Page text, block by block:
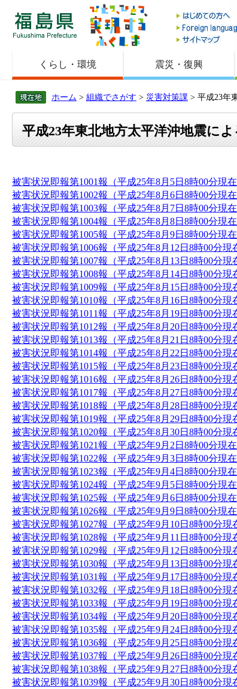
福島県
くらし・環境 震災・復興
ホーム > 組織でさがす > 災害対策課 > 平成23年
平成23年東北地方太平洋沖地震によ
被害状況即報第1001報（平成25年8月5日8時00分現
被害状況即報第1002報（平成25年8月6日8時00分現
被害状況即報第1003報（平成25年8月7日8時00分現
被害状況即報第1004報（平成25年8月8日8時00分現
被害状況即報第1005報（平成25年8月9日8時00分現
被害状況即報第1006報（平成25年8月12日8時00分
被害状況即報第1007報（平成25年8月13日8時00分
被害状況即報第1008報（平成25年8月14日8時00分
被害状況即報第1009報（平成25年8月15日8時00分
被害状況即報第1010報（平成25年8月16日8時00分
被害状況即報第1011報（平成25年8月19日8時00分
被害状況即報第1012報（平成25年8月20日8時00分
被害状況即報第1013報（平成25年8月21日8時00分
被害状況即報第1014報（平成25年8月22日8時00分
被害状況即報第1015報（平成25年8月23日8時00分
被害状況即報第1016報（平成25年8月26日8時00分
被害状況即報第1017報（平成25年8月27日8時00分
被害状況即報第1018報（平成25年8月28日8時00分
被害状況即報第1019報（平成25年8月29日8時00分
被害状況即報第1020報（平成25年8月30日8時00分
被害状況即報第1021報（平成25年9月2日8時00分現
被害状況即報第1022報（平成25年9月3日8時00分現
被害状況即報第1023報（平成25年9月4日8時00分現
被害状況即報第1024報（平成25年9月5日8時00分現
被害状況即報第1025報（平成25年9月6日8時00分現
被害状況即報第1026報（平成25年9月9日8時00分現
被害状況即報第1027報（平成25年9月10日8時00分
被害状況即報第1028報（平成25年9月11日8時00分
被害状況即報第1029報（平成25年9月12日8時00分
被害状況即報第1030報（平成25年9月13日8時00分
被害状況即報第1031報（平成25年9月17日8時00分
被害状況即報第1032報（平成25年9月18日8時00分
被害状況即報第1033報（平成25年9月19日8時00分
被害状況即報第1034報（平成25年9月20日8時00分
被害状況即報第1035報（平成25年9月24日8時00分
被害状況即報第1036報（平成25年9月25日8時00分
被害状況即報第1037報（平成25年9月26日8時00分
被害状況即報第1038報（平成25年9月27日8時00分
被害状況即報第1039報（平成25年9月30日8時00分